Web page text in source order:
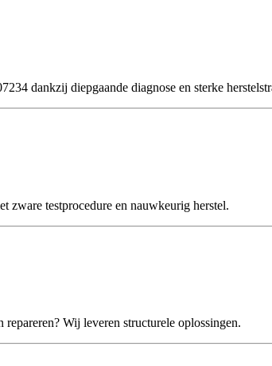
dankzij diepgaande diagnose en sterke
testprocedure en nauwkeurig herstel.
Wij leveren structurele oplossingen.